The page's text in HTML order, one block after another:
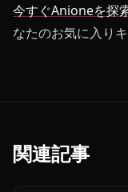
今すぐAnioneを探
なたのお気に入り
関連記事